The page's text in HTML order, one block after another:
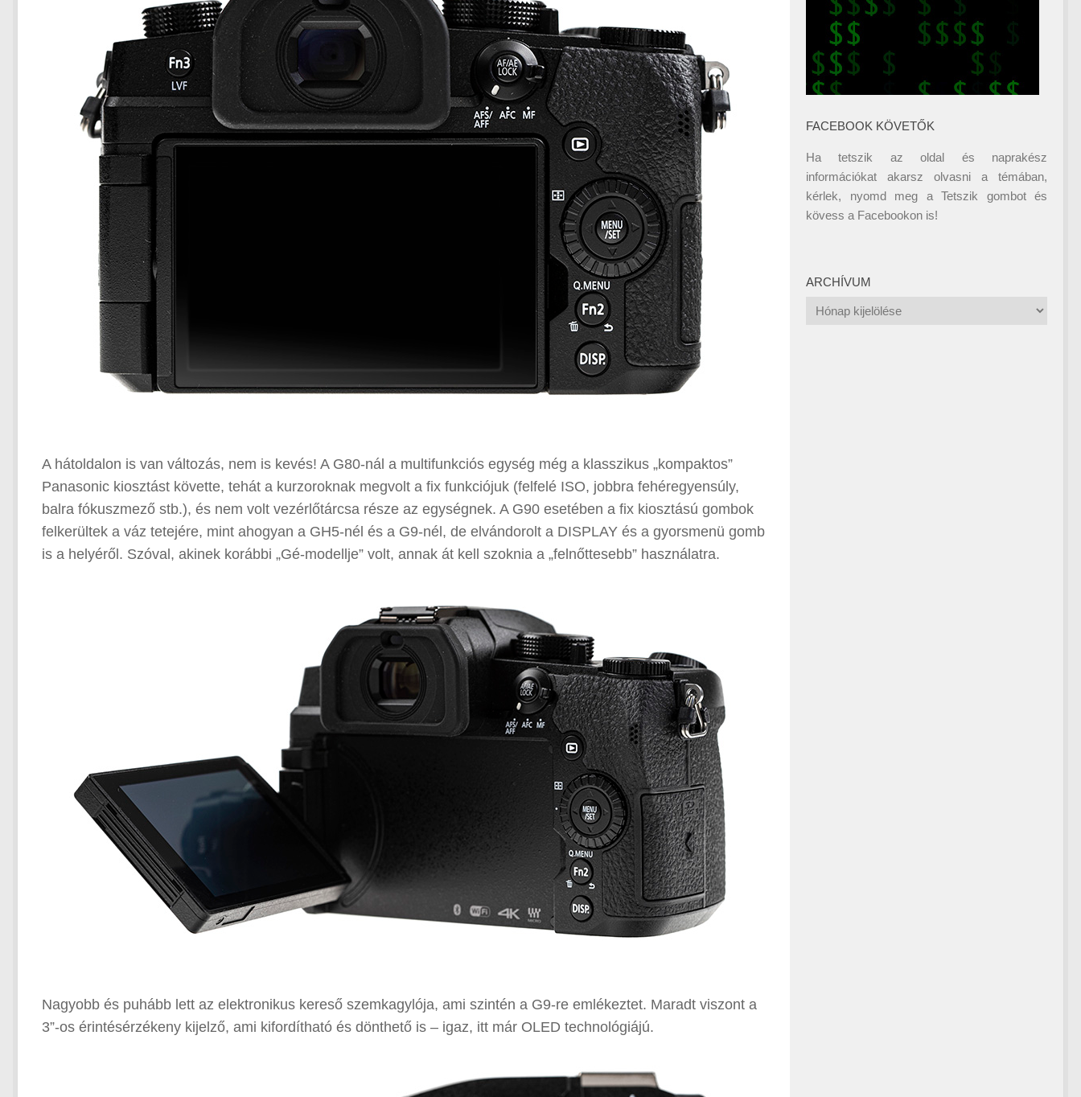
A hátoldalon is van változás, nem is kevés! A G80-nál a multifunkciós egység még a klasszikus „kompaktos”
Panasonic kiosztást követte, tehát a kurzoroknak megvolt a fix funkciójuk (felfelé ISO, jobbra fehéregyensúly,
balra fókuszmező stb.), és nem volt vezérlőtárcsa része az egységnek. A G90 esetében a fix kiosztású gombok
felkerültek a váz tetejére, mint ahogyan a GH5-nél és a G9-nél, de elvándorolt a DISPLAY és a gyorsmenü gomb
is a helyéről. Szóval, akinek korábbi „Gé-modellje” volt, annak át kell szoknia a „felnőttesebb” használatra.
Nagyobb és puhább lett az elektronikus kereső szemkagylója, ami szintén a G9-re emlékeztet. Maradt viszont a
3”-os érintésérzékeny kijelző, ami kifordítható és dönthető is – igaz, itt már OLED technológiájú.
FACEBOOK KÖVETŐK
Ha tetszik az oldal és naprakész
információkat akarsz olvasni a témában,
kérlek, nyomd meg a Tetszik gombot és
kövess a Facebookon is!
ARCHÍVUM
Archívum